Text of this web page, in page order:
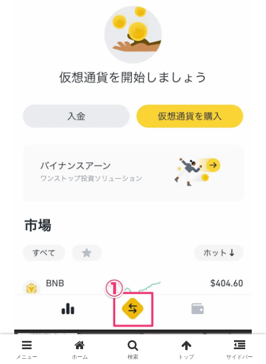
メニュー ホーム 検索 トップ サイドバー